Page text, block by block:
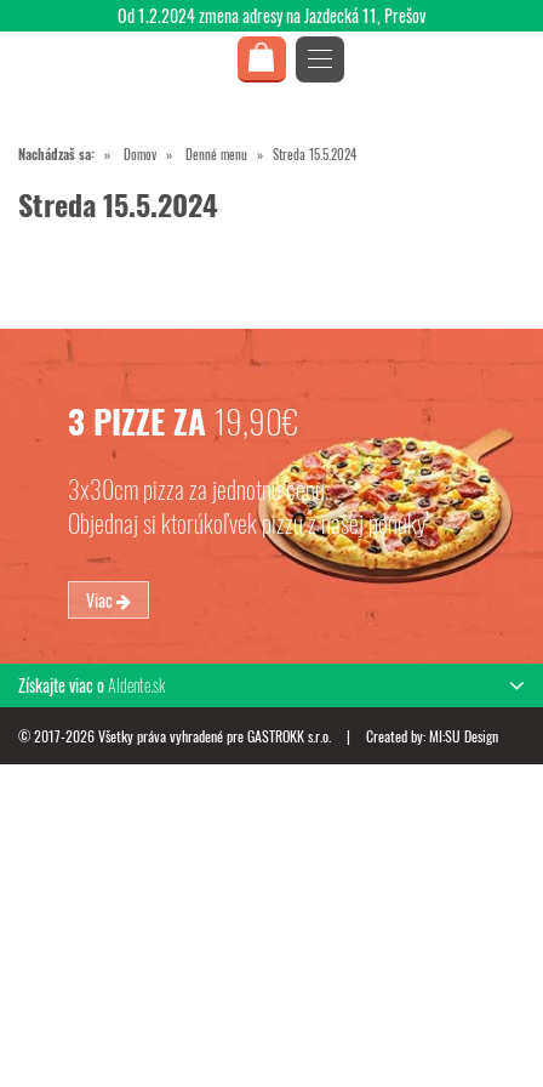
Nachádzaš sa: Domov Denné menu Streda 15.5.2024
Streda 15.5.2024
3 PIZZE ZA 19,90€
3x30cm pizza za jednotnú cenu.
Objednaj si ktorúkoľvek pizzu z našej ponuky
Viac
Získajte viac oAldente.sk
© 2017-2026 Všetky práva vyhradené pre GASTROKK s.r.o. | Created by:MI:SU Design
Od 1.2.2024 zmena adresy na Jazdecká 11, Prešov